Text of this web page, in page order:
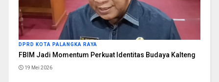
DPRD KOTA PALANGKA RAYA
FBIM Jadi Momentum Perkuat Identitas Budaya Kalteng
19 Mei 2026